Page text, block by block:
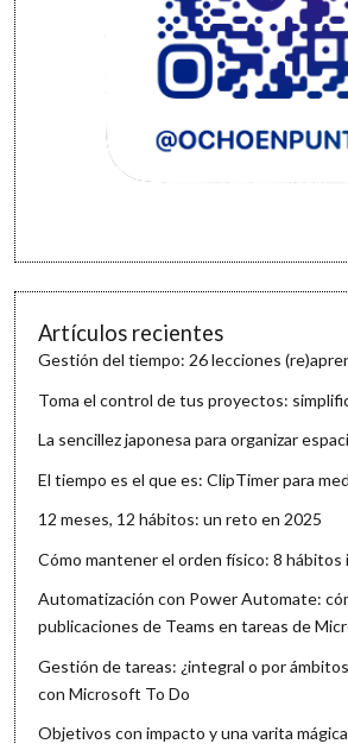
Artículos recientes
Gestión del tiempo: 26 lecciones
Toma el control de tus proyectos:
La sencillez japonesa para organizar
El tiempo es el que es: ClipTimer para
12 meses, 12 hábitos: un reto en 2025
Cómo mantener el orden físico: 8 hábitos
Automatización con Power Automate:
publicaciones de Teams en tareas de
Gestión de tareas: ¿integral o por
con Microsoft To Do
Objetivos con impacto y una varita mágica